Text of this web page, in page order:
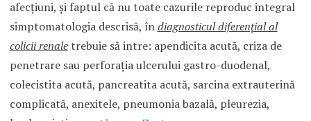
afecţiuni, şi faptul că nu toate cazurile reproduc integral
simptomatologia descrisă, îndiagnosticul diferenţial al
colicii renaletrebuie să intre: apendicita acută, criza de
penetrare sau perforaţia ulcerului gastro-duodenal,
colecistita acută, pancreatita acută, sarcina extrauterină
complicată, anexitele, pneumonia bazală, pleurezia,